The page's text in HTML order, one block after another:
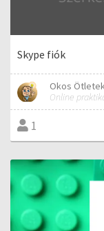
Skype fiók
Okos
Online
1